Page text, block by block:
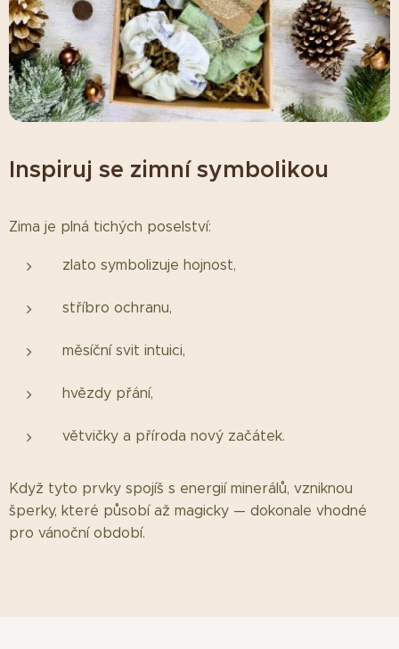
Inspiruj se zimní symbolikou
Zima je plná tichých poselství:
zlato symbolizuje hojnost,
stříbro ochranu,
měsíční svit intuici,
hvězdy přání,
větvičky a příroda nový začátek.
Když tyto prvky spojíš s energií minerálů, vzniknou
šperky, které působí až magicky — dokonale vhodné
pro vánoční období.